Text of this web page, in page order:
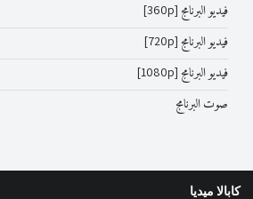
فيديو البرنامج [360p]
فيديو البرنامج [720p]
فيديو البرنامج [1080p]
صوت البرنامج
كابالا ميديا